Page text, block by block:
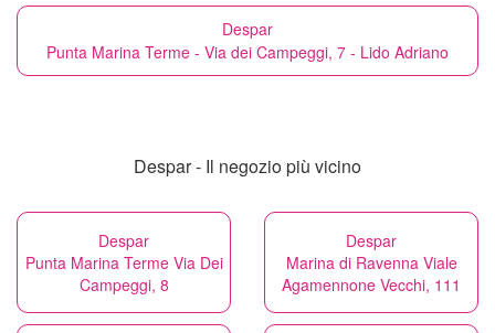
Despar
Punta Marina Terme - Via dei Campeggi, 7 - Lido Adriano
Despar - Il negozio più vicino
Despar
Punta Marina Terme Via Dei
Campeggi, 8
Despar
Marina di Ravenna Viale
Agamennone Vecchi, 111